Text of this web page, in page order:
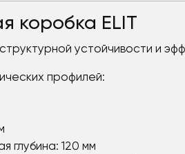
коробка ELIT
устойчивости и
профилей:
глубина: 120 мм